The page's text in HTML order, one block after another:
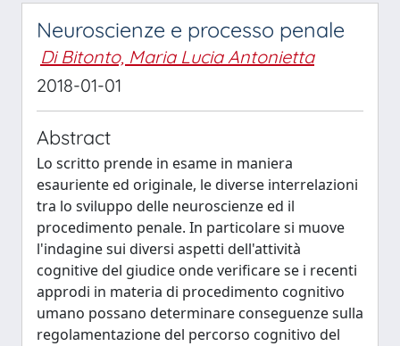
Neuroscienze e processo penale
Di Bitonto, Maria Lucia Antonietta
2018-01-01
Abstract
Lo scritto prende in esame in maniera
esauriente ed originale, le diverse interrelazioni
tra lo sviluppo delle neuroscienze ed il
procedimento penale. In particolare si muove
l'indagine sui diversi aspetti dell'attività
cognitive del giudice onde verificare se i recenti
approdi in materia di procedimento cognitivo
umano possano determinare conseguenze sulla
regolamentazione del percorso cognitivo del